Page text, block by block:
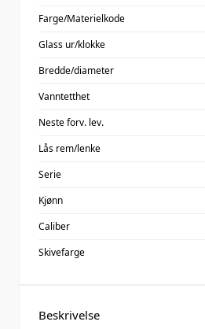
Beskrivelse
Farge/Materielkode
Glass ur/klokke
Bredde/diameter
Vanntetthet
Neste forv. lev.
Lås rem/lenke
Serie
Kjønn
Caliber
Skivefarge